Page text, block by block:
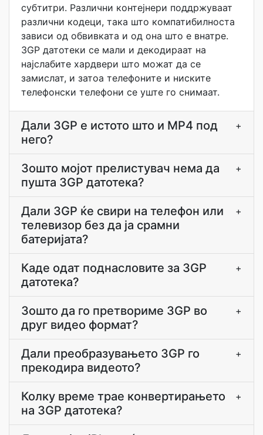
субтитри. Различни контејнери поддржуваат
различни кодеци, така што компатибилноста
зависи од обвивката и од она што е внатре.
3GP датотеки се мали и декодираат на
најслабите хардвери што можат да се
замислат, и затоа телефоните и ниските
телефонски телефони се уште го снимаат.
Дали 3GP е истото што и MP4 под
него?
+
Зошто мојот прелистувач нема да
пушта 3GP датотека?
+
Дали 3GP ќе свири на телефон или
телевизор без да ја срамни
батеријата?
+
Каде одат поднасловите за 3GP
датотека?
+
Зошто да го претвориме 3GP во
друг видео формат?
+
Дали преобразувањето 3GP го
прекодира видеото?
+
Колку време трае конвертирањето
на 3GP датотека?
+